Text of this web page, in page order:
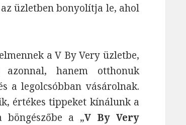
üzletben bonyolítja le, ahol
a V By Very üzletbe,
hanem otthonuk
a legolcsóbban vásárolnak.
értékes tippeket kínálunk a
a „V By Very